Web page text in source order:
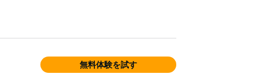
無料体験を試す